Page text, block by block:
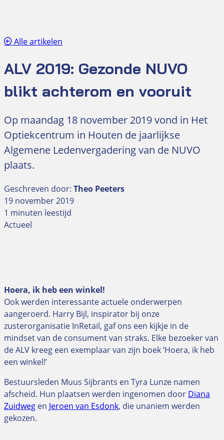
Alle artikelen
ALV 2019: Gezonde NUVO
blikt achterom en vooruit
Op maandag 18 november 2019 vond in Het
Optiekcentrum in Houten de jaarlijkse
Algemene Ledenvergadering van de NUVO
plaats.
Geschreven door: Theo Peeters
19 november 2019
1 minuten leestijd
Actueel
Hoera, ik heb een winkel!
Ook werden interessante actuele onderwerpen
aangeroerd. Harry Bijl, inspirator bij onze
zusterorganisatie InRetail, gaf ons een kijkje in de
mindset van de consument van straks. Elke bezoeker van
de ALV kreeg een exemplaar van zijn boek ‘Hoera, ik heb
een winkel!’
Bestuursleden Muus Sijbrants en Tyra Lunze namen
afscheid. Hun plaatsen werden ingenomen door Diana
Zuidweg en Jeroen van Esdonk, die unaniem werden
gekozen.